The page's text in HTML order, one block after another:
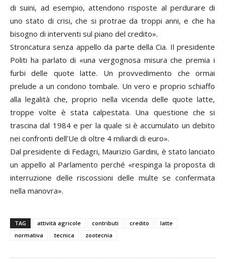
di suini, ad esempio, attendono risposte al perdurare di
uno stato di crisi, che si protrae da troppi anni, e che ha
bisogno di interventi sul piano del credito».
Stroncatura senza appello da parte della Cia. Il presidente
Politi ha parlato di «una vergognosa misura che premia i
furbi delle quote latte. Un provvedimento che ormai
prelude a un condono tombale. Un vero e proprio schiaffo
alla legalità che, proprio nella vicenda delle quote latte,
troppe volte è stata calpestata. Una questione che si
trascina dal 1984 e per la quale si è accumulato un debito
nei confronti dell’Ue di oltre 4 miliardi di euro».
Dal presidente di Fedagri, Maurizio Gardini, è stato lanciato
un appello al Parlamento perché «respinga la proposta di
interruzione delle riscossioni delle multe se confermata
nella manovra».
TAG attività agricole contributi credito
latte
normativa
tecnica zootecnia